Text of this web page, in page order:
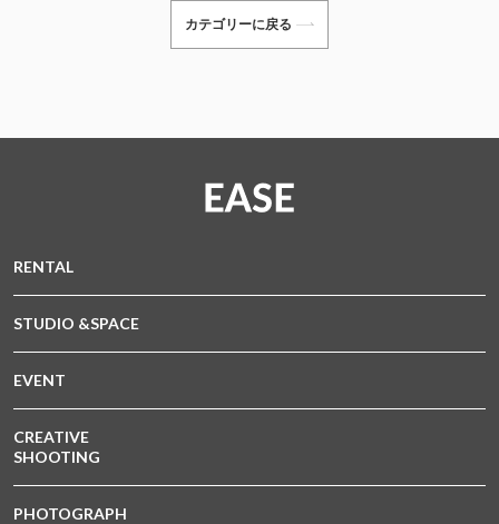
カテゴリーに戻る
RENTAL
STUDIO &SPACE
EVENT
CREATIVE
SHOOTING
PHOTOGRAPH